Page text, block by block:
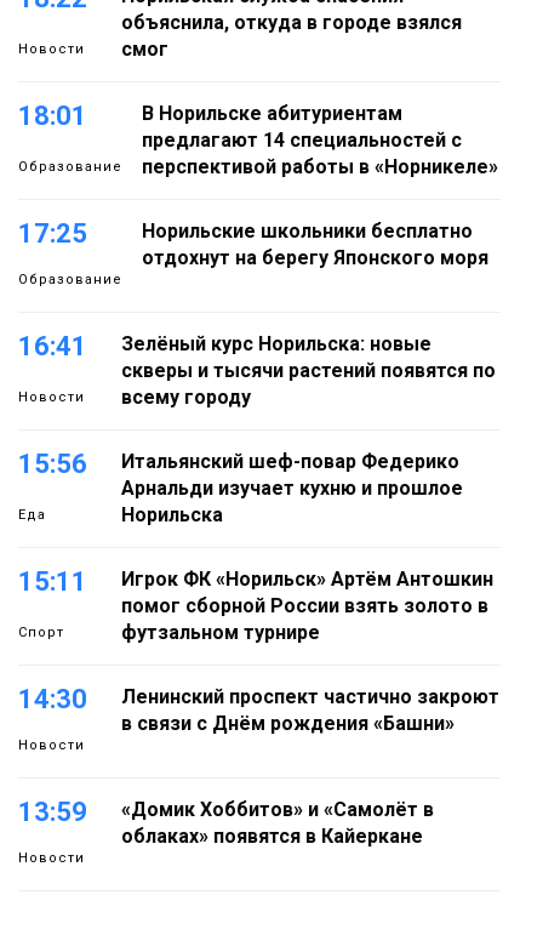
Новости
объяснила, откуда в городе взялся
смог
18:01
Образование
В Норильске абитуриентам
предлагают 14 специальностей с
перспективой работы в «Норникеле»
17:25
Образование
Норильские школьники бесплатно
отдохнут на берегу Японского моря
16:41
Новости
Зелёный курс Норильска: новые
скверы и тысячи растений появятся по
всему городу
15:56
Еда
Итальянский шеф-повар Федерико
Арнальди изучает кухню и прошлое
Норильска
15:11
Спорт
Игрок ФК «Норильск» Артём Антошкин
помог сборной России взять золото в
футзальном турнире
14:30
Новости
Ленинский проспект частично закроют
в связи с Днём рождения «Башни»
13:59
Новости
«Домик Хоббитов» и «Самолёт в
облаках» появятся в Кайеркане